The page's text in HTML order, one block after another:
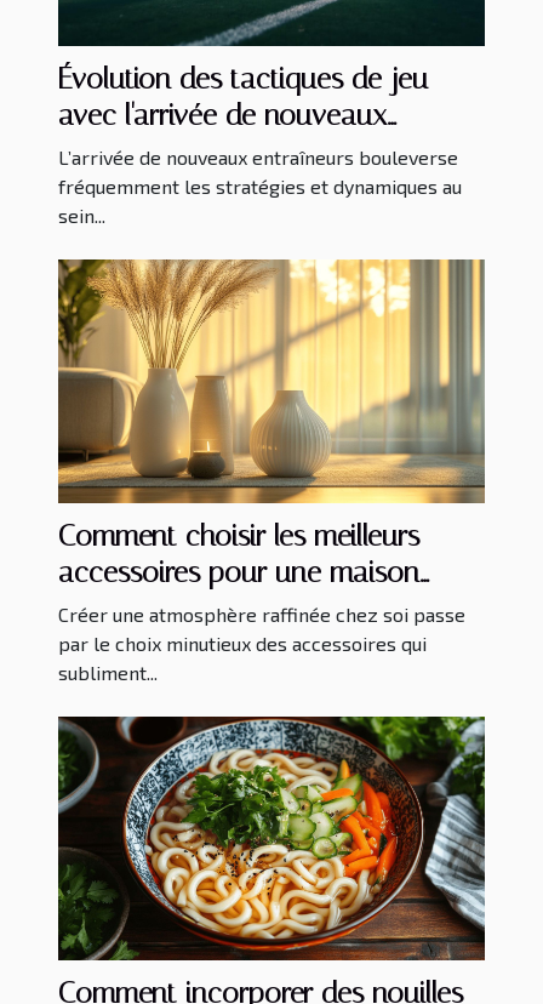
Évolution des tactiques de jeu
avec l'arrivée de nouveaux
entraîneurs
L’arrivée de nouveaux entraîneurs bouleverse
fréquemment les stratégies et dynamiques au
sein...
Comment choisir les meilleurs
accessoires pour une maison
élégante
Créer une atmosphère raffinée chez soi passe
par le choix minutieux des accessoires qui
subliment...
Comment incorporer des nouilles